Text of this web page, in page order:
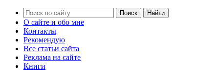
О сайте и обо мне
Контакты
Рекомендую
Все статьи сайта
Реклама на сайте
Книги